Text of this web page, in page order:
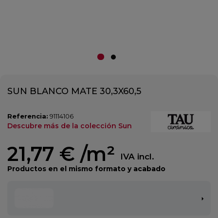
SUN BLANCO MATE 30,3X60,5
Referencia: 91114106
Descubre más de la colección Sun
21,77 € /m² IVA incl.
Productos en el mismo formato y acabado